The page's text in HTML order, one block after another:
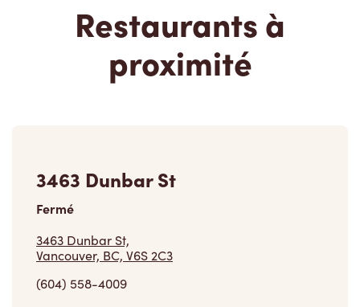
Restaurants à
proximité
3463 Dunbar St
Fermé
3463 Dunbar St,
Vancouver, BC, V6S 2C3
(604) 558-4009